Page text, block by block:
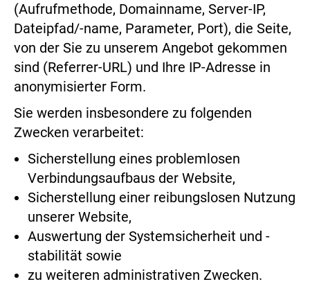
(Aufrufmethode, Domainname, Server-IP,
Dateipfad/-name, Parameter, Port), die Seite,
von der Sie zu unserem Angebot gekommen
sind (Referrer-URL) und Ihre IP-Adresse in
anonymisierter Form.
Sie werden insbesondere zu folgenden
Zwecken verarbeitet:
Sicherstellung eines problemlosen
Verbindungsaufbaus der Website,
Sicherstellung einer reibungslosen Nutzung
unserer Website,
Auswertung der Systemsicherheit und -
stabilität sowie
zu weiteren administrativen Zwecken.